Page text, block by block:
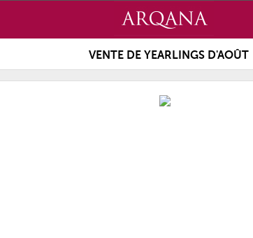
VENTE DE YEARLINGS D'AOÛT